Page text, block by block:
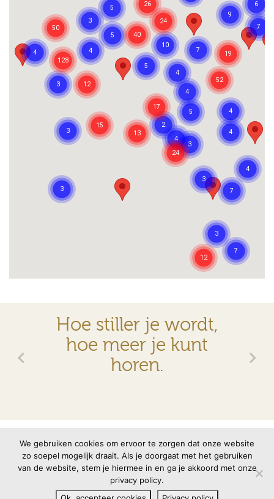
Hoe stiller je wordt,
hoe meer je kunt
horen.
© 2026 VMBN Contact Disclaimer Privacyverklaring
Site doormemento
We gebruiken cookies om ervoor te zorgen dat onze website
zo soepel mogelijk draait. Als je doorgaat met het gebruiken
van de website, stem je hiermee in en ga je akkoord met onze
privacy policy.